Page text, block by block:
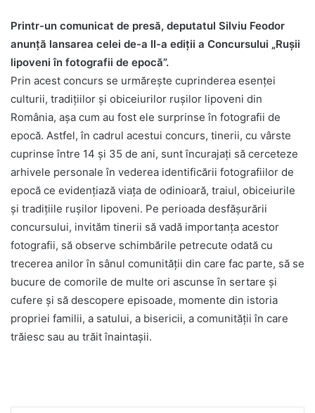
Printr-un comunicat de presă, deputatul Silviu Feodor
anunță lansarea celei de-a II-a ediții a Concursului „Rușii
lipoveni în fotografii de epocă”.
Prin acest concurs se urmărește cuprinderea esenței
culturii, tradițiilor și obiceiurilor rușilor lipoveni din
România, așa cum au fost ele surprinse în fotografii de
epocă. Astfel, în cadrul acestui concurs, tinerii, cu vârste
cuprinse între 14 și 35 de ani, sunt încurajați să cerceteze
arhivele personale în vederea identificării fotografiilor de
epocă ce evidențiază viața de odinioară, traiul, obiceiurile
și tradițiile rușilor lipoveni. Pe perioada desfășurării
concursului, invităm tinerii să vadă importanța acestor
fotografii, să observe schimbările petrecute odată cu
trecerea anilor în sânul comunității din care fac parte, să se
bucure de comorile de multe ori ascunse în sertare și
cufere și să descopere episoade, momente din istoria
propriei familii, a satului, a bisericii, a comunității în care
trăiesc sau au trăit înaintașii.